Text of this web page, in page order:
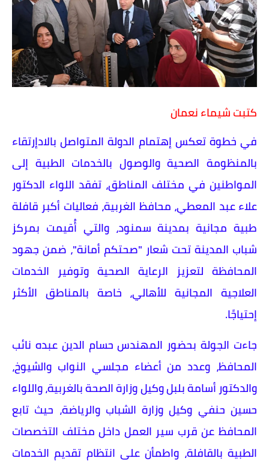
كتبت شيماء نعمان
في خطوة تعكس إهتمام الدولة المتواصل بالادإرتقاء
بالمنظومة الصحية والوصول بالخدمات الطبية إلى
المواطنين في مختلف المناطق، تفقد اللواء الدكتور
علاء عبد المعطي، محافظ الغربية، فعاليات أكبر قافلة
طبية مجانية بمدينة سمنود، والتي أُقيمت بمركز
شباب المدينة تحت شعار "صحتكم أمانة"، ضمن جهود
المحافظة لتعزيز الرعاية الصحية وتوفير الخدمات
العلاجية المجانية للأهالي، خاصة بالمناطق الأكثر
إحتياجًا.
جاءت الجولة بحضور المهندس حسام الدين عبده نائب
المحافظ، وعدد من أعضاء مجلسي النواب والشيوخ،
والدكتور أسامة بلبل وكيل وزارة الصحة بالغربية، واللواء
حسين حنفي وكيل وزارة الشباب والرياضة، حيث تابع
المحافظ عن قرب سير العمل داخل مختلف التخصصات
الطبية بالقافلة، واطمأن على انتظام تقديم الخدمات